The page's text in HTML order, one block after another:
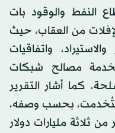
النفط والوقود بات
من العقاب، حيث
واتفاقيات
لخدمة مصالح شبكات
كما أشار التقرير
بحسب وصفه،
ثلاثة مليارات دولار